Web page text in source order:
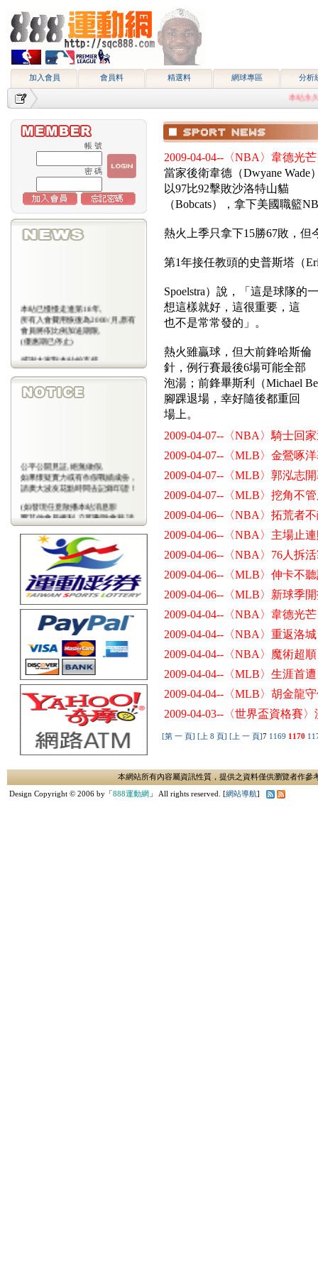
加入會員 會員料 精選料 網球專區 分析
本站永久
帳 號
密 碼
本站已慢慢走進第18年,
所有入會費用恢復為2000/月,原有
會員將依比例加送期限,
(優惠期已停止)
感謝大家對本站的支持
(包年優惠期已停止)
公平公開見証,絕無做假,
如果懷疑實力或有作假戰績成份，
請廣大波友花點時間去記錄印證！
(如發現任意散播本站消息影
響其他會員權利,立即刪除會藉,請
會
員注意)
2009-04-04--〈NBA〉韋德光
當家後衛韋德（Dwyane
以97比92擊敗沙洛特山貓
（Bobcats），拿下美國職籃
熱火上季只拿下15勝67敗，但
第1年接任教頭的史普斯塔（
Spoelstra）說，「這是球隊的
想這樣就好，這很重要，這
也不是常常發的」。
熱火雖贏球，但大前鋒哈斯倫
針，例行賽最後6場可能全部
泡湯；前鋒畢斯利（Michael
腳踝退場，幸好隨後都重回
場上。
2009-04-07--〈NBA〉騎士回
2009-04-07--〈MLB〉金鶯啄
2009-04-07--〈MLB〉郭泓志
2009-04-07--〈MLB〉挖角不
2009-04-06--〈NBA〉拓荒者
2009-04-06--〈NBA〉主場止
2009-04-06--〈NBA〉76人拆
2009-04-06--〈MLB〉伸卡不
2009-04-06--〈MLB〉新球季
2009-04-04--〈NBA〉韋德光
2009-04-04--〈NBA〉重返洛
2009-04-04--〈NBA〉魔術超
2009-04-04--〈MLB〉生涯首
2009-04-04--〈MLB〉胡金龍
2009-04-03--〈世界盃資格賽
[第 一 頁] [上 8 頁] [上 一 頁]7 1169 1170
本網站所有內容屬資訊性質，提供之資料僅供瀏覽者作
Design Copyright © 2006 by「888運動網 」 All rights reserved. [網站導航]